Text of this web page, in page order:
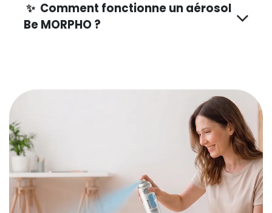
✨ Comment fonctionne un aérosol
Be MORPHO ?